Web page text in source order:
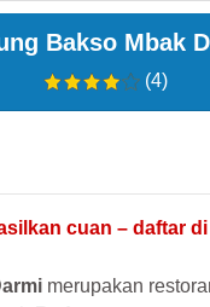
Bakso Mbak
(4)
merupakan